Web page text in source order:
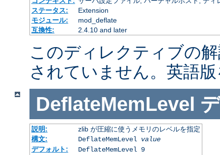
ステータス:
Extension
モジュール:
mod_deflate
互換性:
2.4.10 and later
このディレクティブの
されていません。英語
DeflateMemLevel
説明:
zlib が圧縮に使うメモリのレベルを指定
構文:
DeflateMemLevel value
デフォルト:
DeflateMemLevel 9